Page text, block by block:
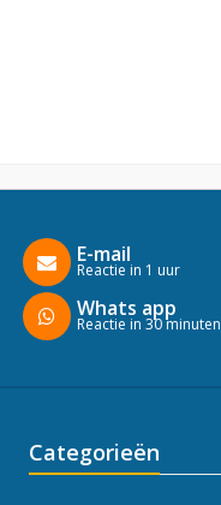
E-mail
Reactie in 1 uur
Whats app
Reactie in 30 minuten
Categorieën